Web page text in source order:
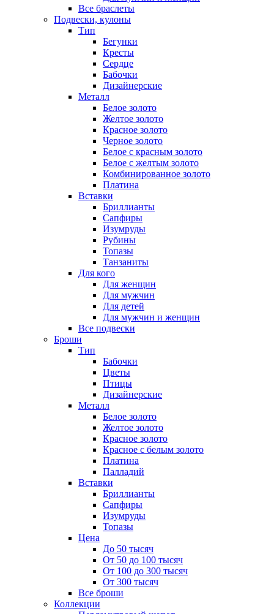
Все браслеты
Подвески, кулоны
Тип
Бегунки
Кресты
Сердце
Бабочки
Дизайнерские
Металл
Белое золото
Желтое золото
Красное золото
Черное золото
Белое с красным золото
Белое с желтым золото
Комбинированное золото
Платина
Вставки
Бриллианты
Сапфиры
Изумруды
Рубины
Топазы
Танзаниты
Для кого
Для женщин
Для мужчин
Для детей
Для мужчин и женщин
Все подвески
Броши
Тип
Бабочки
Цветы
Птицы
Дизайнерские
Металл
Белое золото
Желтое золото
Красное золото
Красное с белым золото
Платина
Палладий
Вставки
Бриллианты
Сапфиры
Изумруды
Топазы
Цена
До 50 тысяч
От 50 до 100 тысяч
От 100 до 300 тысяч
От 300 тысяч
Все броши
Коллекции